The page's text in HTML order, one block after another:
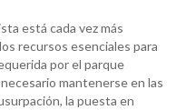
está cada vez más
recursos esenciales para
por el parque
mantenerse en las
la puesta en